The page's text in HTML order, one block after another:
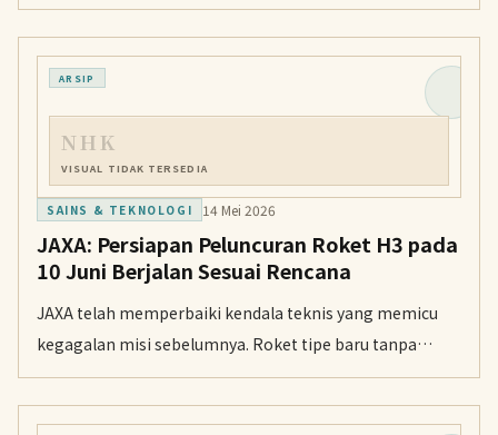
kemampuan pemulihan alami tubuh dan mengurangi
gejala sisa setelah serangan stroke.
ARSIP
NHK
VISUAL TIDAK TERSEDIA
SAINS & TEKNOLOGI 14 Mei 2026
JAXA: Persiapan Peluncuran Roket H3 pada
10 Juni Berjalan Sesuai Rencana
JAXA telah memperbaiki kendala teknis yang memicu
kegagalan misi sebelumnya. Roket tipe baru tanpa
booster ini akan membawa enam satelit ultra-kecil
dalam uji coba bulan depan.